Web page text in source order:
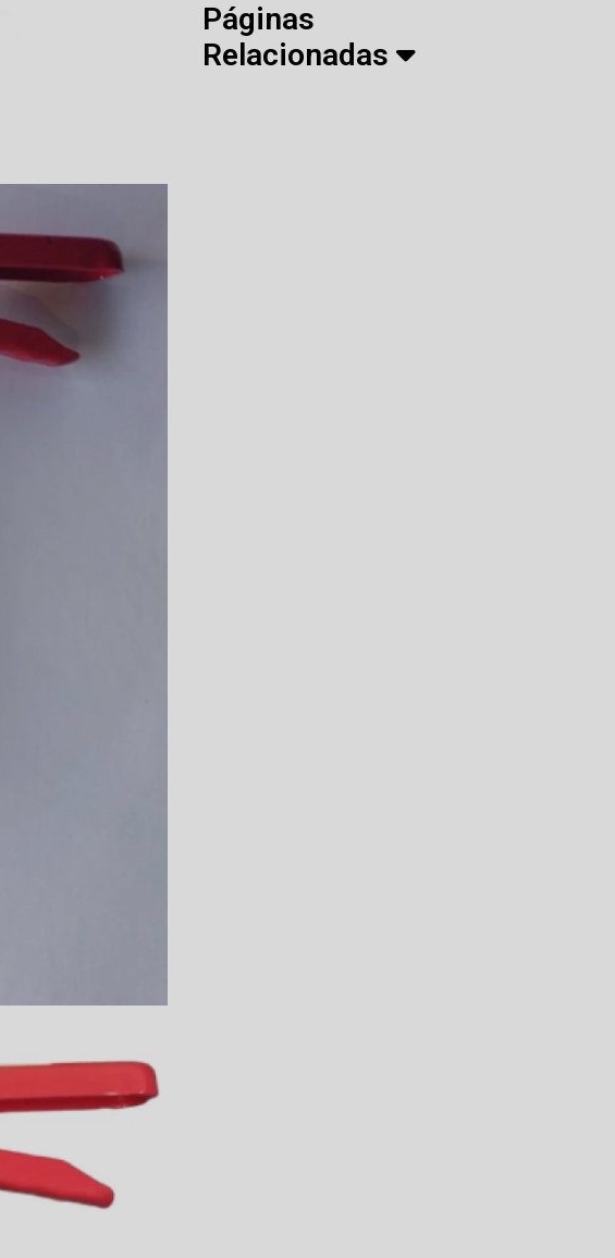
Páginas
Relacionadas